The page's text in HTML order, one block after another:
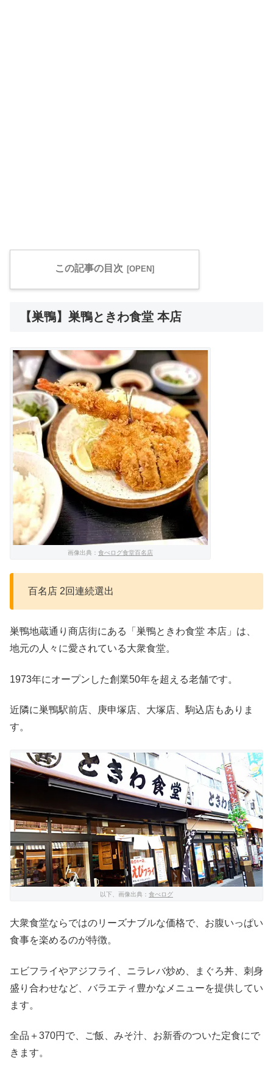
この記事の目次
【巣鴨】巣鴨ときわ食堂 本店
画像出典： 食べログ食堂百名店
百名店 2回連続選出
巣鴨地蔵通り商店街にある「巣鴨ときわ食堂 本店」は、
地元の人々に愛されている大衆食堂。
1973年にオープンした創業50年を超える老舗です。
近隣に巣鴨駅前店、庚申塚店、大塚店、駒込店もありま
す。
以下、画像出典： 食べログ
大衆食堂ならではのリーズナブルな価格で、お腹いっぱい
食事を楽めるのが特徴。
エビフライやアジフライ、ニラレバ炒め、まぐろ丼、刺身
盛り合わせなど、バラエティ豊かなメニューを提供してい
ます。
全品＋370円で、ご飯、みそ汁、お新香のついた定食にで
きます。